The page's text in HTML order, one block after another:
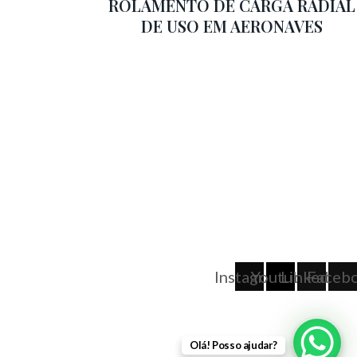
ROLAMENTO DE CARGA RADIAL
DE USO EM AERONAVES
Instagram
YoutubeLinkedin
Olá! Posso ajudar?